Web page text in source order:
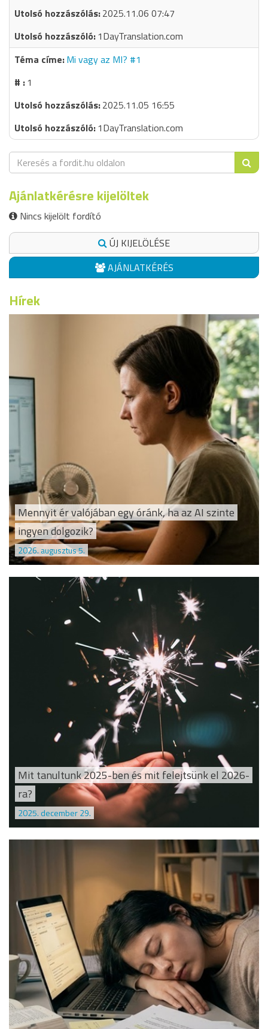
2025.11.06 07:47
1DayTranslation.com
Mi vagy az MI? #1
1
2025.11.05 16:55
1DayTranslation.com
Ajánlatkérésre kijelöltek
Nincs kijelölt fordító
ÚJ KIJELÖLÉSE
AJÁNLATKÉRÉS
Hírek
Mennyit ér valójában egy óránk, ha az AI szinte
ingyen dolgozik?
2026. augusztus 5.
Mit tanultunk 2025-ben és mit felejtsünk el 2026-
ra?
2025. december 29.